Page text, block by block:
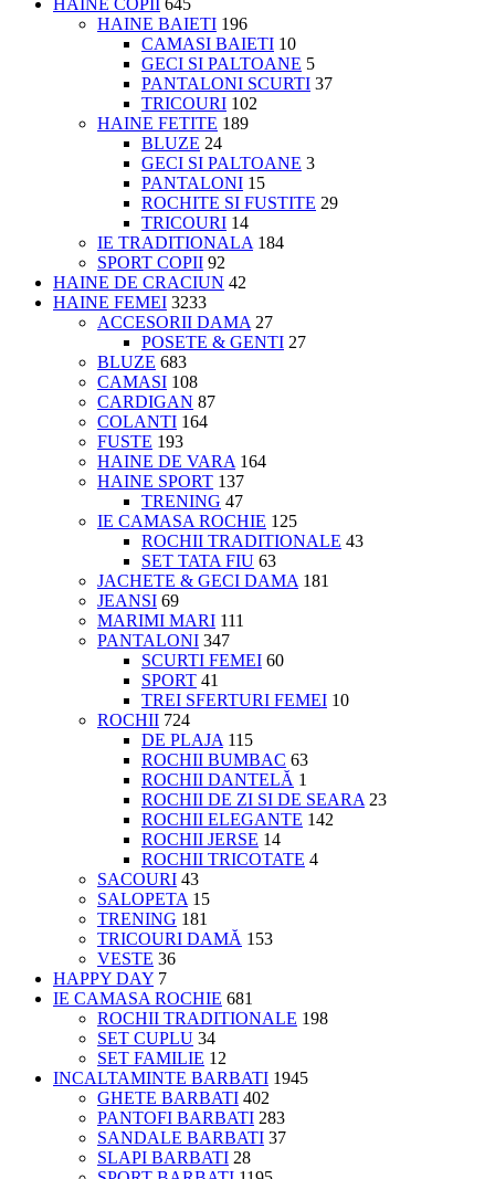
HAINE COPII
645
HAINE BAIETI 196
CAMASI BAIETI 10
GECI SI PALTOANE 5
PANTALONI SCURTI 37
TRICOURI 102
HAINE FETITE 189
BLUZE 24
GECI SI PALTOANE 3
PANTALONI 15
ROCHITE SI FUSTITE 29
TRICOURI 14
IE TRADITIONALA 184
SPORT COPII 92
HAINE DE CRACIUN 42
HAINE FEMEI 3233
ACCESORII DAMA 27
POSETE & GENTI 27
BLUZE 683
CAMASI 108
CARDIGAN 87
COLANTI 164
FUSTE 193
HAINE DE VARA 164
HAINE SPORT 137
TRENING 47
IE CAMASA ROCHIE 125
ROCHII TRADITIONALE 43
SET TATA FIU 63
JACHETE & GECI DAMA 181
JEANSI 69
MARIMI MARI 111
PANTALONI 347
SCURTI FEMEI 60
SPORT 41
TREI SFERTURI FEMEI 10
ROCHII 724
DE PLAJA 115
ROCHII BUMBAC 63
ROCHII DANTELĂ 1
ROCHII DE ZI SI DE SEARA 23
ROCHII ELEGANTE 142
ROCHII JERSE 14
ROCHII TRICOTATE 4
SACOURI 43
SALOPETA 15
TRENING 181
TRICOURI DAMĂ 153
VESTE 36
HAPPY DAY 7
IE CAMASA ROCHIE 681
ROCHII TRADITIONALE 198
SET CUPLU 34
SET FAMILIE 12
INCALTAMINTE BARBATI 1945
GHETE BARBATI 402
PANTOFI BARBATI 283
SANDALE BARBATI 37
SLAPI BARBATI 28